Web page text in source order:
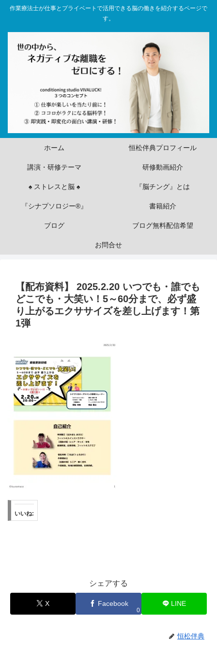
作業療法士が仕事とプライベートで活用できる脳の働きを紹介するページで
す。
ホーム 恒松伴典プロフィール
講演・研修テーマ 研修動画紹介
♠ ストレスと脳 ♠ 『脳チング』とは
『シナプソロジー®』 書籍紹介
ブログ ブログ無料配信希望
お問合せ
【配布資料】 2025.2.20 いつでも・誰でも
どこでも・大笑い！5～60分まで、必ず盛
り上がるエクササイズを差し上げます！第
1弾
いいね:
シェアする
X Facebook
0
LINE
恒松伴典